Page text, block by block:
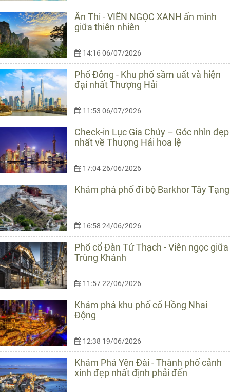
Ân Thi - VIÊN NGỌC XANH ẩn mình
giữa thiên nhiên
14:16 06/07/2026
Phố Đông - Khu phố sầm uất và hiện
đại nhất Thượng Hải
11:53 06/07/2026
Check-in Lục Gia Chủy – Góc nhìn đẹp
nhất về Thượng Hải hoa lệ
17:04 26/06/2026
Khám phá phố đi bộ Barkhor Tây Tạng
16:58 24/06/2026
Phố cổ Đàn Tử Thạch - Viên ngọc giữa
Trùng Khánh
11:57 22/06/2026
Khám phá khu phố cổ Hồng Nhai
Động
12:38 19/06/2026
Khám Phá Yên Đài - Thành phố cảnh
xinh đẹp nhất định phải đến